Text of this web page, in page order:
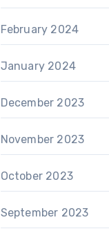
February 2024
January 2024
December 2023
November 2023
October 2023
September 2023